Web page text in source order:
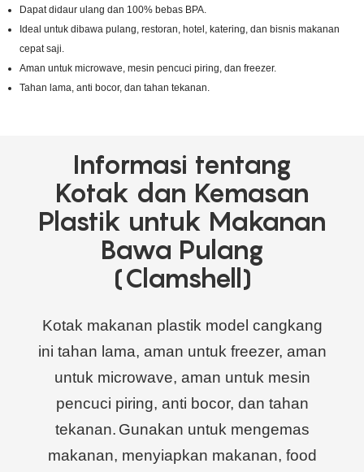
Dapat didaur ulang dan 100% bebas BPA.
Ideal untuk dibawa pulang, restoran, hotel, katering, dan bisnis makanan
cepat saji.
Aman untuk microwave, mesin pencuci piring, dan freezer.
Tahan lama, anti bocor, dan tahan tekanan.
Informasi tentang
Kotak dan Kemasan
Plastik untuk Makanan
Bawa Pulang
(Clamshell)
Kotak makanan plastik model cangkang
ini tahan lama, aman untuk freezer, aman
untuk microwave, aman untuk mesin
pencuci piring, anti bocor, dan tahan
tekanan. Gunakan untuk mengemas
makanan, menyiapkan makanan, food